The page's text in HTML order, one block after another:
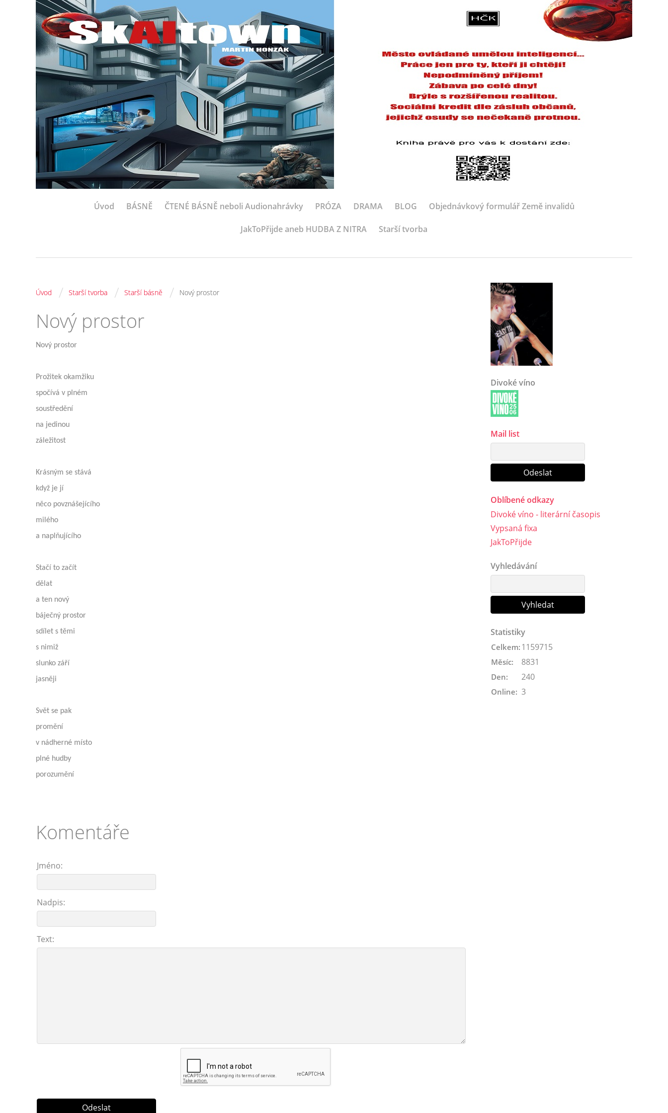
Úvod BÁSNĚ ČTENÉ BÁSNĚ neboli Audionahrávky PRÓZA DRAMA BLOG Objednávkový formulář Země invalidů
JakToPřijde aneb HUDBA Z NITRA Starší tvorba
Úvod / Starší tvorba / Starší básně / Nový prostor
Nový prostor
Nový prostor
Prožitek okamžiku
spočívá v plném
soustředění
na jedinou
záležitost
Krásným se stává
když je jí
něco povznášejícího
milého
a naplňujícího
Stačí to začít
dělat
a ten nový
báječný prostor
sdílet s těmi
s nimiž
slunko září
jasněji
Svět se pak
promění
v nádherné místo
plné hudby
porozumění
Komentáře
Jméno:
Nadpis:
Text:
Divoké víno
Mail list
Oblíbené odkazy
Divoké víno - literární časopis
Vypsaná fixa
JakToPřijde
Vyhledávání
Statistiky
Online: 3
Celkem: 1159715
Měsíc: 8831
Den: 240